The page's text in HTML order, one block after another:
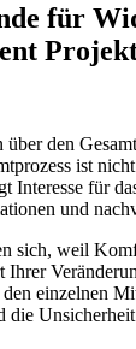
für
den
ist
Interesse für
und
sich, weil
Ihrer
einzelnen